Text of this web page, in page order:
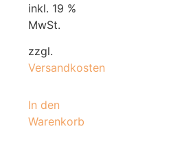
inkl. 19 %
MwSt.
zzgl.
Versandkosten
In den
Warenkorb